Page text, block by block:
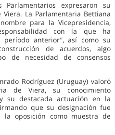
expresaron su
La Parlamentaria Bettiana
para la Vicepresidencia,
con la que ha
anterior”, así como su
de acuerdos, algo
de necesidad de consensos
Rodríguez (Uruguay) valoró
de Viera, su conocimiento
su destacada actuación en la
que su designación fue
la oposición como muestra de